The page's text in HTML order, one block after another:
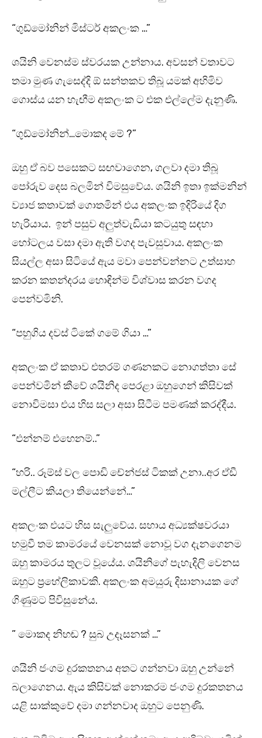
“ගුඩ්මෝනින් මිස්ටර් අකලංක …”
ශයිනි වෙනස්ම ස්වරයක උන්නාය. අවසන් වතාවට
තමා මුණ ගැසෙද්දි ඕ සන්තකව තිබූ යමක් අහිමිව
ගොස්ය යන හැඟීම අකලංක ට එක එල්ලේම දැනුණි.
“ගුඩ්මෝනින්…මොකද මේ ?”
ඔහු ඒ බව පසෙකට සඟවාගෙන, ගලවා දමා තිබූ
පෝරුව දෙස බලමින් විමසුවේය. ශයිනි ඉතා ඉක්මනින්
ව්‍යාජ කතාවක් ගොතමින් එය අකලංක ඉදිරියේ දිග
හැරියාය. ඉන් පසුව අලුත්වැඩියා කටයුතු සඳහා
හෝටලය වසා දමා ඇති වගද පැවසුවාය. අකලංක
සියල්ල අසා සිටියේ ඇය මවා පෙන්වන්නට උත්සාහ
කරන කතන්දරය හොඳින්ම විශ්වාස කරන වගද
පෙන්වමිනි.
“පහුගිය දවස් ටිකේ ගමේ ගියා …”
අකලංක ඒ කතාව එතරම් ගණනකට නොගත්තා සේ
පෙන්වමින් කීවේ ශයිනිද පෙරළා ඔහුගෙන් කිසිවක්
නොවිමසා එය හිස සලා අසා සිටීම පමණක් කරද්දීය.
“එන්නම් එහෙනම්..”
“හරි.. රූම්ස් වල පොඩි චේන්ජස් ටිකක් උනා..අර ඒඩී
මල්ලීට කියලා තියෙන්නේ…”
අකලංක එයට හිස සැලුවේය. සහාය අධ්‍යක්ෂවරයා
හමුවී තම කාමරයේ වෙනසක් නොවූ වග දැනගෙනම
ඔහු කාමරය තුලට වූයේය. ශයිනිගේ පැහැදිලි වෙනස
ඔහුට ප්‍රහේලිකාවකි. අකලංක අමයුරු දිසානායක ගේ
ගිණුමට පිවිසුනේය.
” මොකද නිහඬ ? සුබ උදෑසනක් …”
ශයිනි ජංගම දුරකතනය අතට ගන්නවා ඔහු උන්නේ
බලාගෙනය. ඇය කිසිවක් නොකරම ජංගම දුරකතනය
යළි සාක්කුවේ දමා ගන්නවාද ඔහුට පෙනුණි.